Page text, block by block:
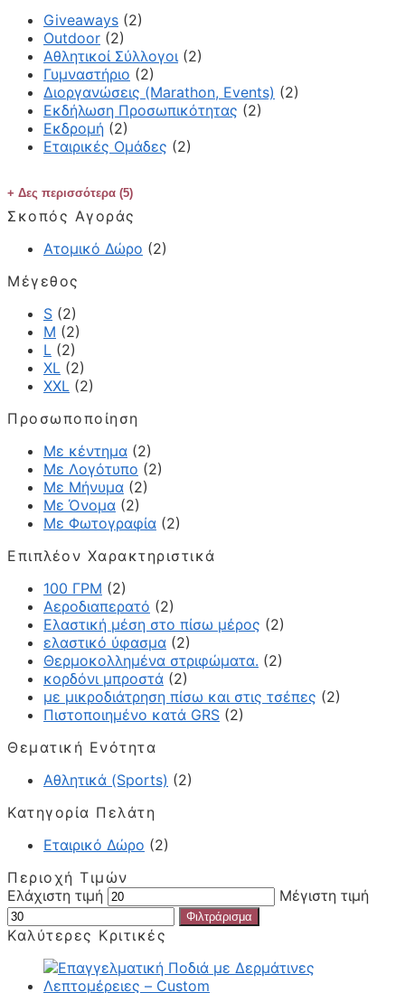
Giveaways (2)
Outdoor (2)
Αθλητικοί Σύλλογοι (2)
Γυμναστήριο (2)
Διοργανώσεις (Marathon, Events) (2)
Εκδήλωση Προσωπικότητας (2)
Εκδρομή (2)
Εταιρικές Ομάδες (2)
Δες περισσότερα (5)
Σκοπός Αγοράς
Ατομικό Δώρο (2)
Μέγεθος
S (2)
M (2)
L (2)
XL (2)
XXL (2)
Προσωποποίηση
Με κέντημα (2)
Με Λογότυπο (2)
Με Μήνυμα (2)
Με Όνομα (2)
Με Φωτογραφία (2)
Επιπλέον Χαρακτηριστικά
100 ΓΡΜ (2)
Αεροδιαπερατό (2)
Ελαστική μέση στο πίσω μέρος (2)
ελαστικό ύφασμα (2)
Θερμοκολλημένα στριφώματα. (2)
κορδόνι μπροστά (2)
με μικροδιάτρηση πίσω και στις τσέπες (2)
Πιστοποιημένο κατά GRS (2)
Θεματική Ενότητα
Αθλητικά (Sports) (2)
Κατηγορία Πελάτη
Εταιρικό Δώρο (2)
Περιοχή Τιμών
Ελάχιστη τιμή
Μέγιστη τιμή
Φιλτράρισμα
Καλύτερες Κριτικές